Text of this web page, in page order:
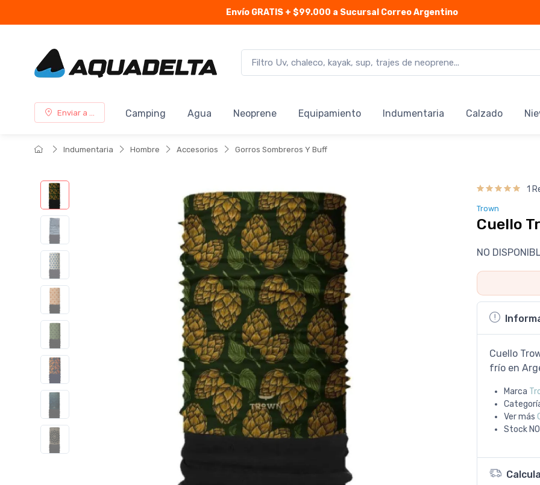
Envío GRATIS + $99.000 a Sucursal Correo Argentino
Enviar a ... Camping Agua Neoprene Equipamiento Indumentaria Calzado
Indumentaria Hombre Accesorios Gorros Sombreros Y Buff
1
Trown
Cuello
NO
Cuello
frío en
Marca
Ver más
Stock